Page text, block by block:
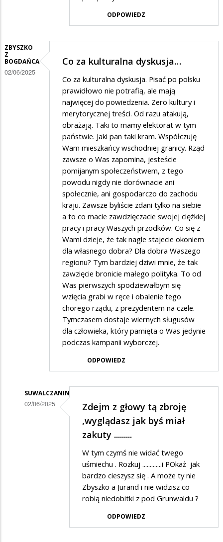
Polska
przegrał
ODPOWIEDZ
ZBYSZKO
Z
BOGDAŃCA
02/06/2025
Co za kulturalna dyskusja…
Co za kulturalna dyskusja. Pisać po polsku
prawidłowo nie potrafią, ale mają
najwięcej do powiedzenia. Zero kultury i
merytorycznej treści. Od razu atakują,
obrażają. Taki to mamy elektorat w tym
państwie. Jaki pan taki kram. Współczuję
Wam mieszkańcy wschodniej granicy. Rząd
zawsze o Was zapomina, jesteście
pomijanym społeczeństwem, z tego
powodu nigdy nie dorównacie ani
społecznie, ani gospodarczo do zachodu
kraju. Zawsze byliście zdani tylko na siebie
a to co macie zawdzięczacie swojej ciężkiej
pracy i pracy Waszych przodków. Co się z
Wami dzieje, że tak nagle stajecie okoniem
dla własnego dobra? Dla dobra Waszego
regionu? Tym bardziej dziwi mnie, że tak
zawzięcie bronicie małego polityka. To od
Was pierwszych spodziewałbym się
wzięcia grabi w ręce i obalenie tego
chorego rządu, z prezydentem na czele.
Tymczasem dostaje wiernych sługusów
dla człowieka, który pamięta o Was jedynie
podczas kampanii wyborczej.
ODPOWIEDZ
SUWALCZANIN
02/06/2025
Zdejm z głowy tą zbroję
,wyglądasz jak byś miał
zakuty .........
W tym czymś nie widać twego
uśmiechu . Rozkuj .............i POkaż jak
bardzo cieszysz się . A może ty nie
Zbyszko a Jurand i nie widzisz co
robią niedobitki z pod Grunwaldu ?
ODPOWIEDZ